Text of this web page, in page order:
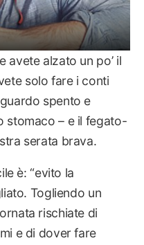
avete alzato un po’ il
solo fare i conti
spento e
stomaco – e il fegato-
serata brava.
è: “evito la
Togliendo un
rischiate di
e di dover fare